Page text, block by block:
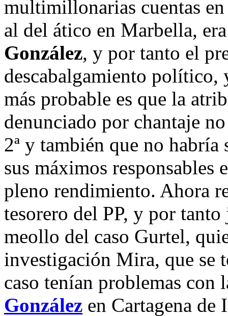
multimillonarias cuentas
al del ático en Marbella,
González, y por tanto el
descabalgamiento político,
más probable es que la
denunciado por chantaje no
2ª y también que no
sus máximos responsables
pleno rendimiento. Ahora
tesorero del PP, y por
meollo del caso Gurtel,
investigación Mira, que se
caso tenían problemas
González en Cartagena